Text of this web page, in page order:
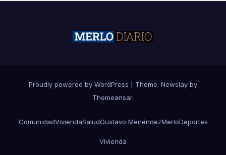
Proudly powered by WordPress Theme: Newslay by
Themeansar.
ComunidadViviendaSaludGustavo MenéndezMerloDeportes
Vivienda